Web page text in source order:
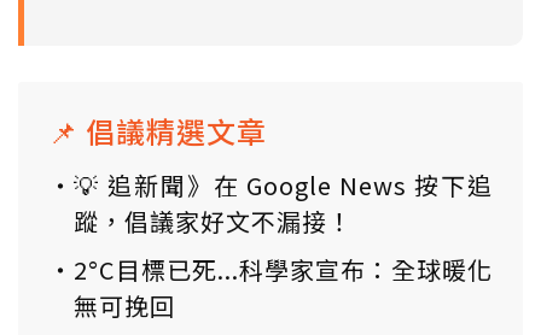
📌 倡議精選文章
💡 追新聞》在 Google News 按下追
蹤，倡議家好文不漏接！
2°C目標已死...科學家宣布：全球暖化
無可挽回